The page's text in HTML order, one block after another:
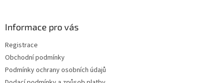
Informace pro vás
Registrace
Obchodní podmínky
Podmínky ochrany osobních údajů